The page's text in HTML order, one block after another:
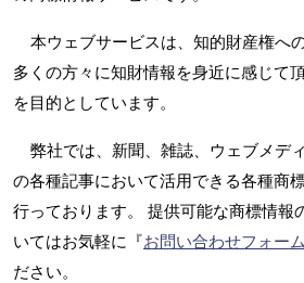
本ウェブサービスは、知的財産権へ
多くの方々に知財情報を身近に感じて
を目的としています。
弊社では、新聞、雑誌、ウェブメデ
の各種記事において活用できる各種商
行っております。 提供可能な商標情報
いてはお気軽に『お問い合わせフォーム
ださい。